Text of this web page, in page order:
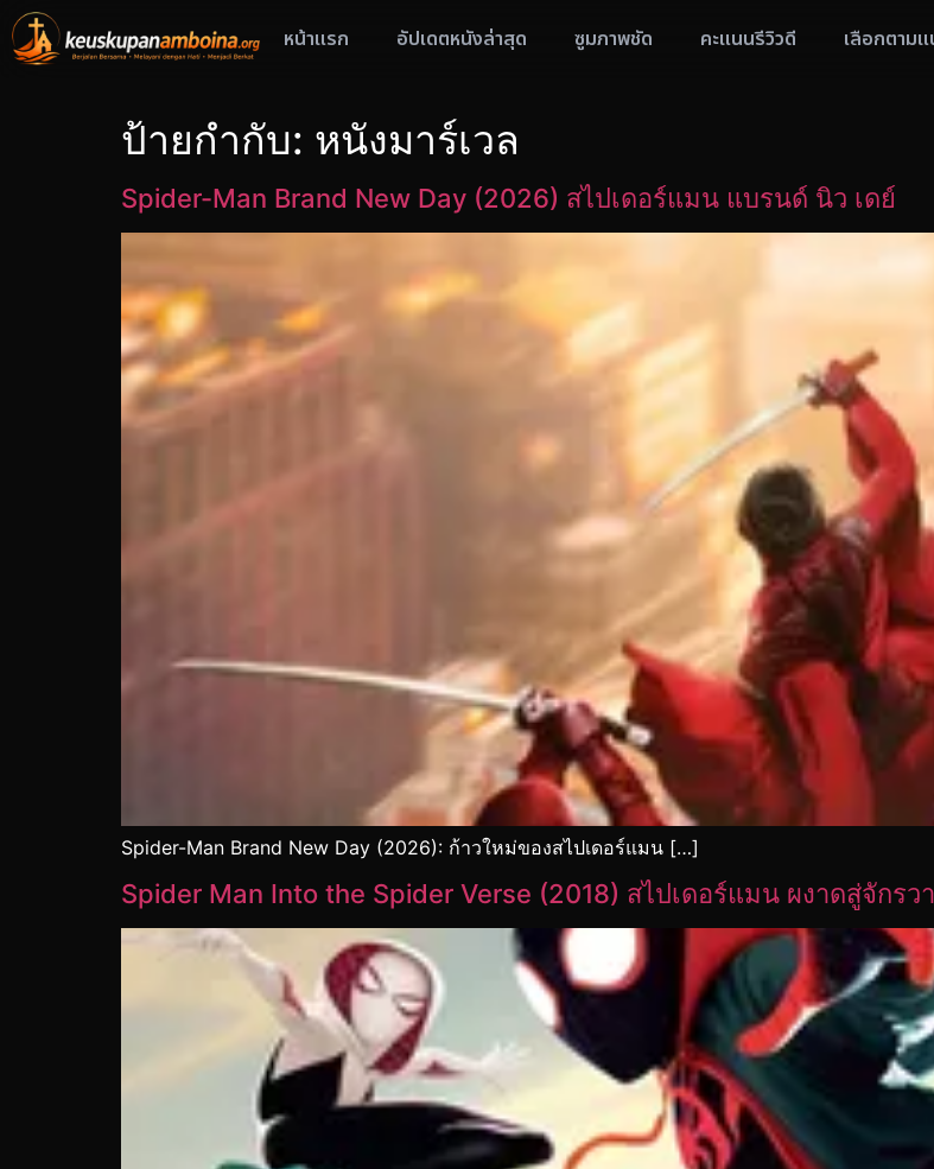
หน้าแรก อัปเดตหนังล่าสุด ซูมภาพชัด คะแนนรีวิวดี เลือกตาม
ป้ายกำกับ: หนังมาร์เวล
Spider-Man Brand New Day (2026) สไปเดอร์แมน แบรนด์ นิว เดย์
Spider-Man Brand New Day (2026): ก้าวใหม่ของสไปเดอร์แมน […]
Spider Man Into the Spider Verse (2018) สไปเดอร์แมน ผงาดสู่จักรว